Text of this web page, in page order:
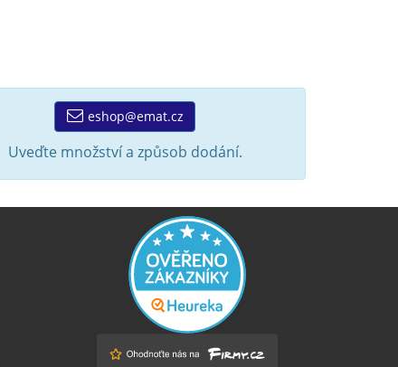
eshop@emat.cz
Uveďte množství a způsob dodání.